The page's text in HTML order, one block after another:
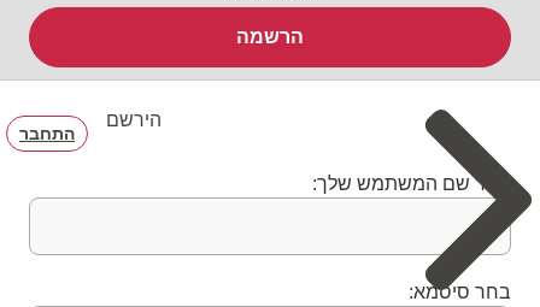
הרשמה
הירשם
התחבר
בחר שם המשתמש שלך:
בחר סיסמא: